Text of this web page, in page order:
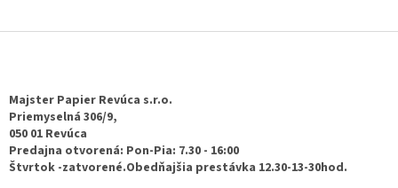
Majster Papier Revúca s.r.o.
Priemyselná 306/9,
050 01 Revúca
Predajna otvorená: Pon-Pia: 7.30 - 16:00
Štvrtok -zatvorené.Obedňajšia prestávka 12.30-13-30hod.